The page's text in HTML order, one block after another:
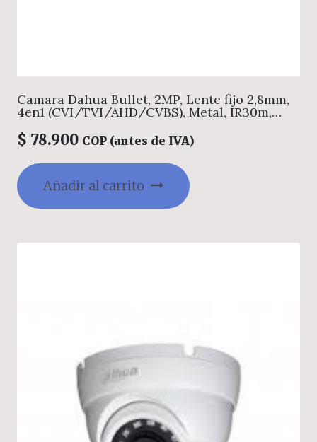
Camara Dahua Bullet, 2MP, Lente fijo 2,8mm,
4en1 (CVI/TVI/AHD/CVBS), Metal, IR30m,
$ 78.900 COP (antes de IVA)
Añadir al carrito